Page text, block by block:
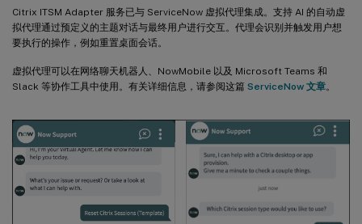
Citrix ITSM Adapter 服务已与 ServiceNow 虚拟代理集成。支持 AI 的自动虚
拟代理通过预定义的主题对话与最终用户进行交互。代理会识别并触发用户想
要执行的操作，例如重置桌面会话。
虚拟代理可以在网络聊天机器人、NowMobile 以及 Microsoft Teams 和
Slack 等协作工具中使用。有关详细信息，请参阅这篇 ServiceNow 文章。